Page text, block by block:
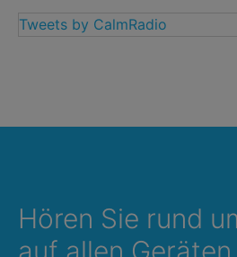
Tweets by CalmRadio
Hören Sie rund